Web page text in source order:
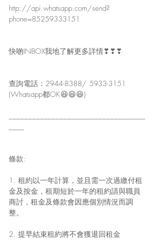
http://api.whatsapp.com/send?
phone=85259333151
快啲INBOX我地了解更多詳情❣❣❣
查詢電話：2944-8388/ 5933-3151
(Whatsapp都OK😆😆😆)
條款:
1. 租約以一年計算，並且需一次過繳付租
金及按金，租期短於一年的租約請與職員
商討，租金及條款會因應個別情況而調
整。
2. 提早結束租約將不會獲退回租金